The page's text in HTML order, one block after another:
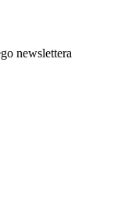
newslettera